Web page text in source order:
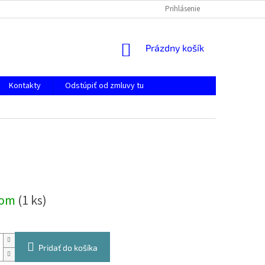
Prihlásenie
NÁKUPNÝ
Prázdny košík
Kontakty
Odstúpiť od zmluvy tu
(1 ks)
Pridať do košíka